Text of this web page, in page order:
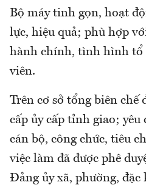
Bộ máy tinh gọn, hoạt
lực, hiệu quả; phù hợp
hành chính, tình hình tổ
viên.
Trên cơ sở tổng biên chế
cấp ủy cấp tỉnh giao; yêu
cán bộ, công chức, tiêu
việc làm đã được phê
Đảng ủy xã, phường, đặc